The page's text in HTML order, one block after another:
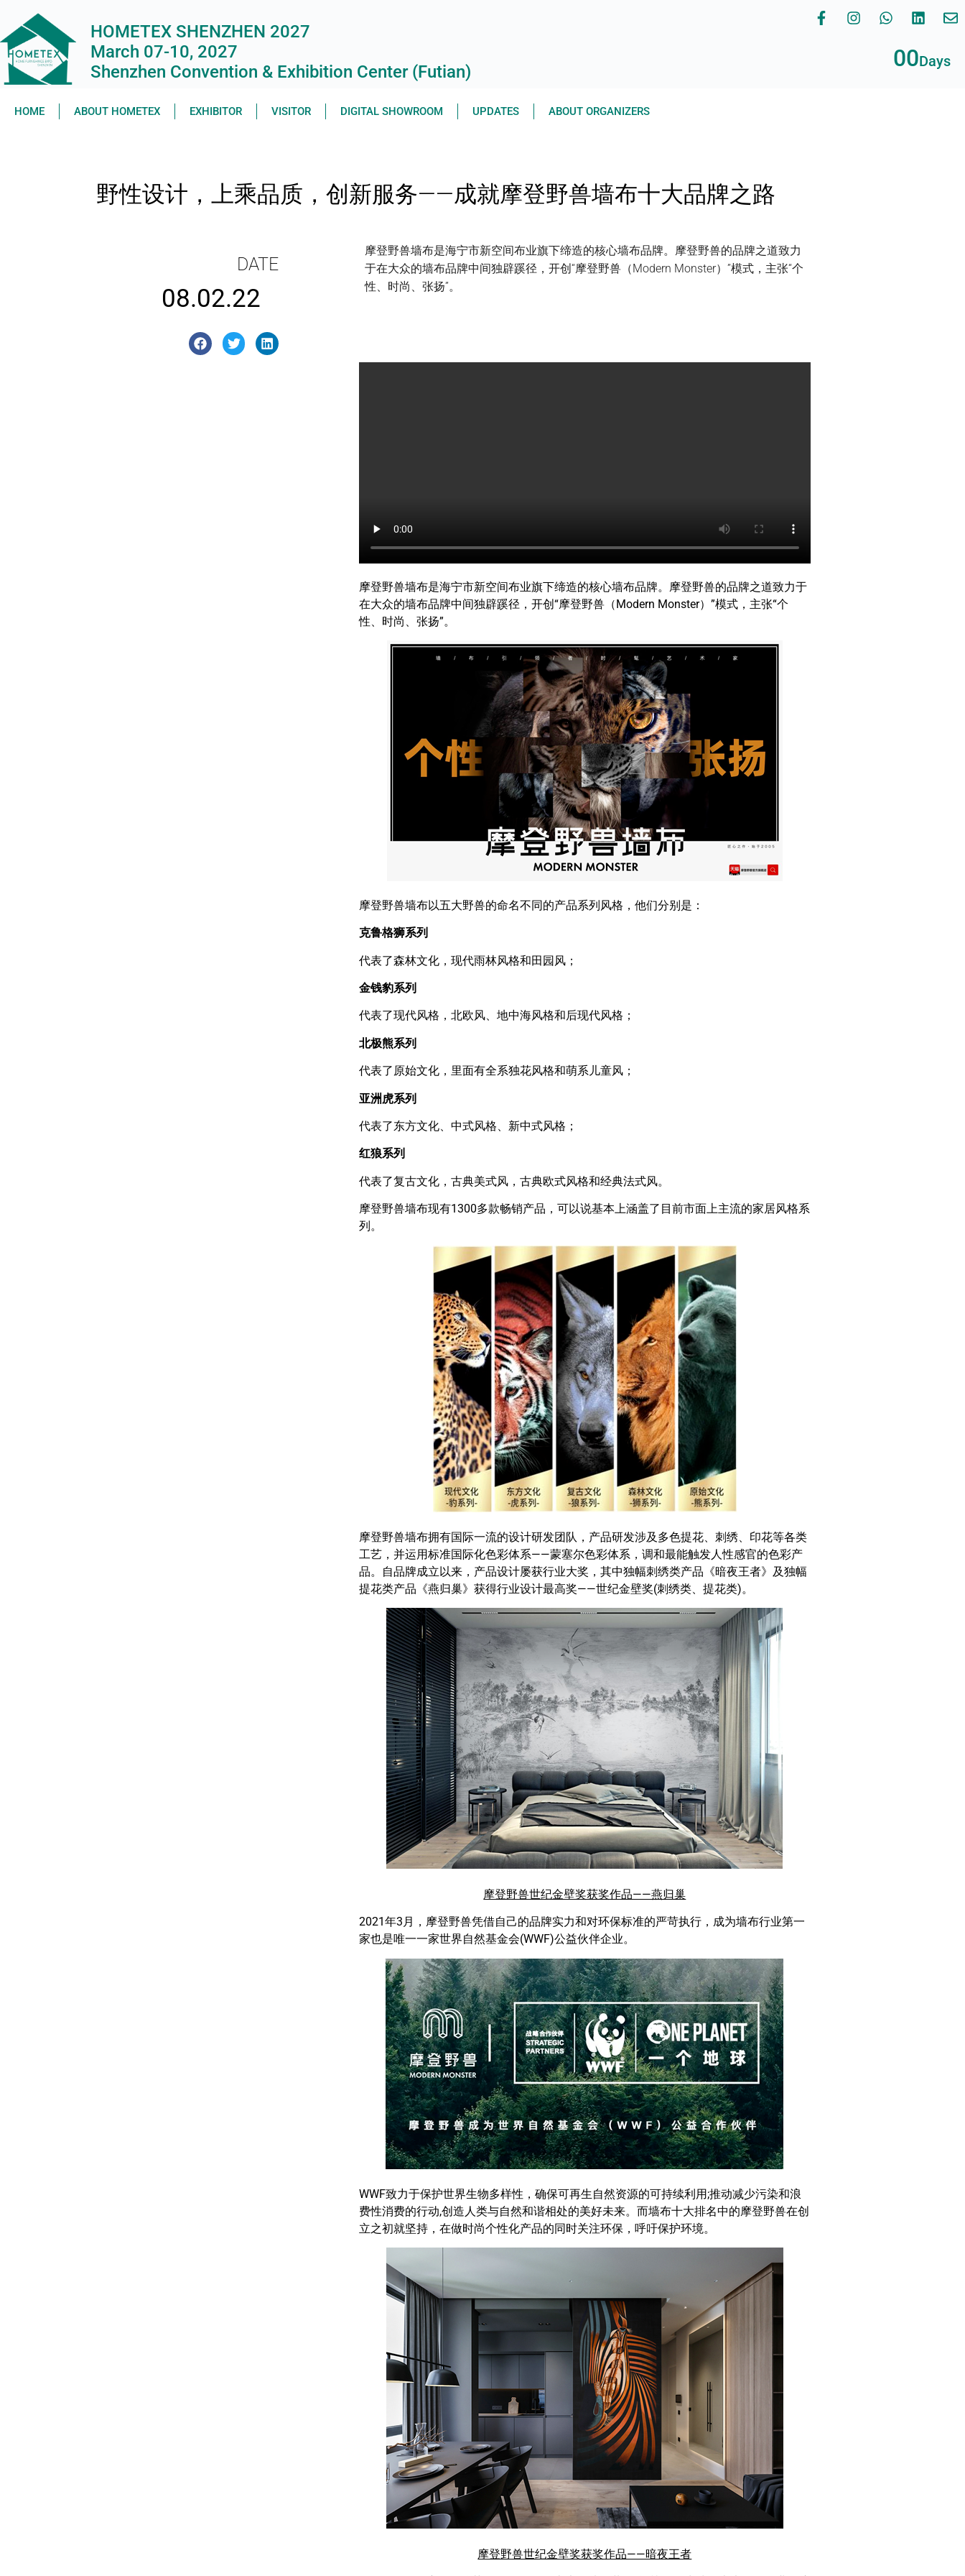
HOMETEX SHENZHEN 2027
March 07-10, 2027
Shenzhen Convention & Exhibition Center (Futian)
00Days
HOME ABOUT HOMETEX EXHIBITOR VISITOR DIGITAL SHOWROOM UPDATES ABOUT ORGANIZERS
野性设计，上乘品质，创新服务——成就摩登野兽墙布十大品牌之路
DATE
08.02.22
摩登野兽墙布是海宁市新空间布业旗下缔造的核心墙布品牌。摩登野兽的品牌之道致力
于在大众的墙布品牌中间独辟蹊径，开创“摩登野兽（Modern Monster）”模式，主张“个
性、时尚、张扬”。
摩登野兽墙布是海宁市新空间布业旗下缔造的核心墙布品牌。摩登野兽的品牌之道致力于
在大众的墙布品牌中间独辟蹊径，开创“摩登野兽（Modern Monster）”模式，主张“个
性、时尚、张扬”。
摩登野兽墙布以五大野兽的命名不同的产品系列风格，他们分别是：
克鲁格狮系列
代表了森林文化，现代雨林风格和田园风；
金钱豹系列
代表了现代风格，北欧风、地中海风格和后现代风格；
北极熊系列
代表了原始文化，里面有全系独花风格和萌系儿童风；
亚洲虎系列
代表了东方文化、中式风格、新中式风格；
红狼系列
代表了复古文化，古典美式风，古典欧式风格和经典法式风。
摩登野兽墙布现有1300多款畅销产品，可以说基本上涵盖了目前市面上主流的家居风格系
列。
摩登野兽墙布拥有国际一流的设计研发团队，产品研发涉及多色提花、刺绣、印花等各类
工艺，并运用标准国际化色彩体系——蒙塞尔色彩体系，调和最能触发人性感官的色彩产
品。自品牌成立以来，产品设计屡获行业大奖，其中独幅刺绣类产品《暗夜王者》及独幅
提花类产品《燕归巢》获得行业设计最高奖——世纪金壁奖(刺绣类、提花类)。
摩登野兽世纪金壁奖获奖作品——燕归巢
2021年3月，摩登野兽凭借自己的品牌实力和对环保标准的严苛执行，成为墙布行业第一
家也是唯一一家世界自然基金会(WWF)公益伙伴企业。
WWF致力于保护世界生物多样性，确保可再生自然资源的可持续利用;推动减少污染和浪
费性消费的行动,创造人类与自然和谐相处的美好未来。而墙布十大排名中的摩登野兽在创
立之初就坚持，在做时尚个性化产品的同时关注环保，呼吁保护环境。
摩登野兽世纪金壁奖获奖作品——暗夜王者